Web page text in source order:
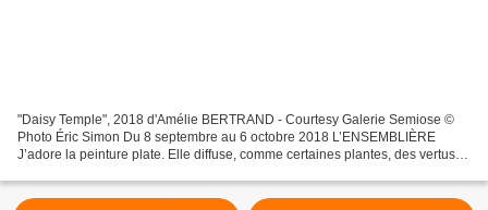
"Daisy Temple", 2018 d'Amélie BERTRAND - Courtesy Galerie Semiose ©
Photo Éric Simon Du 8 septembre au 6 octobre 2018 L’ENSEMBLIÈRE
J’adore la peinture plate. Elle diffuse, comme certaines plantes, des vertus